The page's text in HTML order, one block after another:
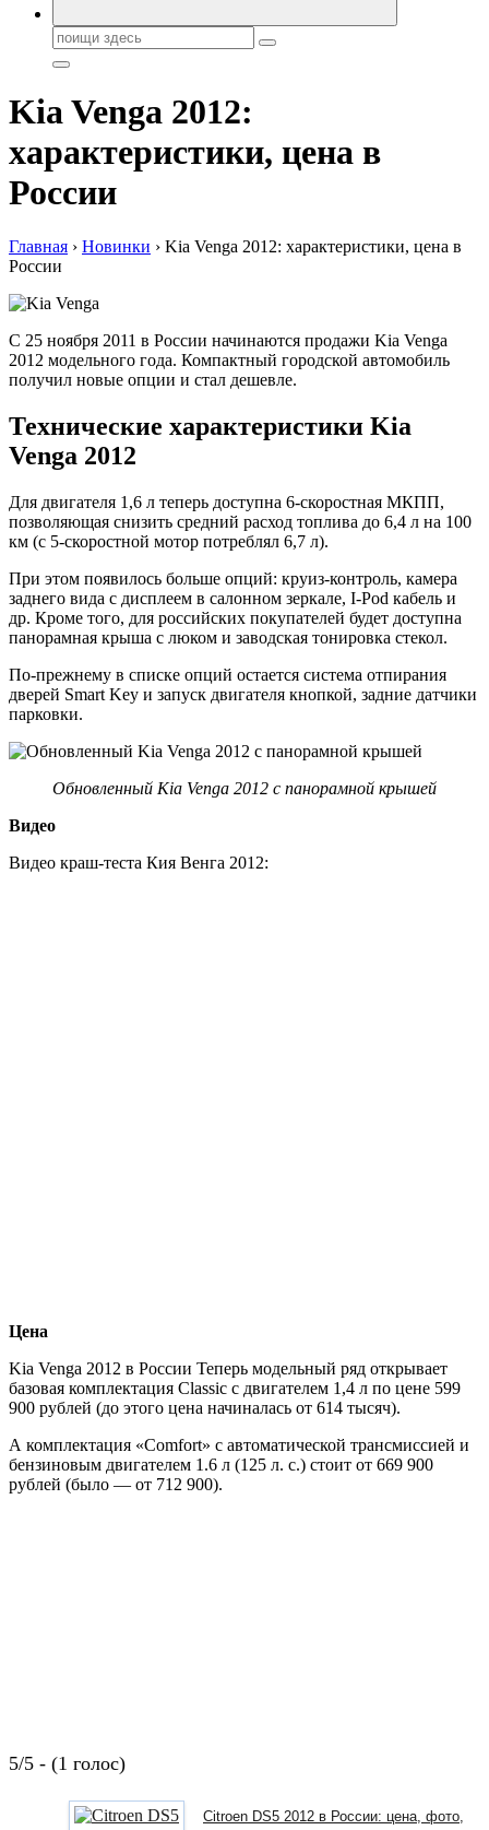
Поиск:
Kia Venga 2012:
характеристики, цена в
России
Главная › Новинки › Kia Venga 2012: характеристики, цена в
России
С 25 ноября 2011 в России начинаются продажи Kia Venga
2012 модельного года. Компактный городской автомобиль
получил новые опции и стал дешевле.
Технические характеристики Kia
Venga 2012
Для двигателя 1,6 л теперь доступна 6-скоростная МКПП,
позволяющая снизить средний расход топлива до 6,4 л на 100
км (с 5-скоростной мотор потреблял 6,7 л).
При этом появилось больше опций: круиз-контроль, камера
заднего вида с дисплеем в салонном зеркале, I-Pod кабель и
др. Кроме того, для российских покупателей будет доступна
панорамная крыша с люком и заводская тонировка стекол.
По-прежнему в списке опций остается система отпирания
дверей Smart Key и запуск двигателя кнопкой, задние датчики
парковки.
Обновленный Kia Venga 2012 с панорамной крышей
Видео
Видео краш-теста Кия Венга 2012:
Цена
Kia Venga 2012 в России Теперь модельный ряд открывает
базовая комплектация Сlassic с двигателем 1,4 л по цене 599
900 рублей (до этого цена начиналась от 614 тысяч).
А комплектация «Comfort» с автоматической трансмиссией и
бензиновым двигателем 1.6 л (125 л. с.) стоит от 669 900
рублей (было — от 712 900).
5/5 - (1 голос)
Citroen DS5 2012 в России: цена, фото,